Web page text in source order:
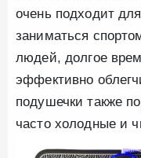
очень подходит
заниматься
людей, долгое
эффективно
подушечки также
часто холодные и